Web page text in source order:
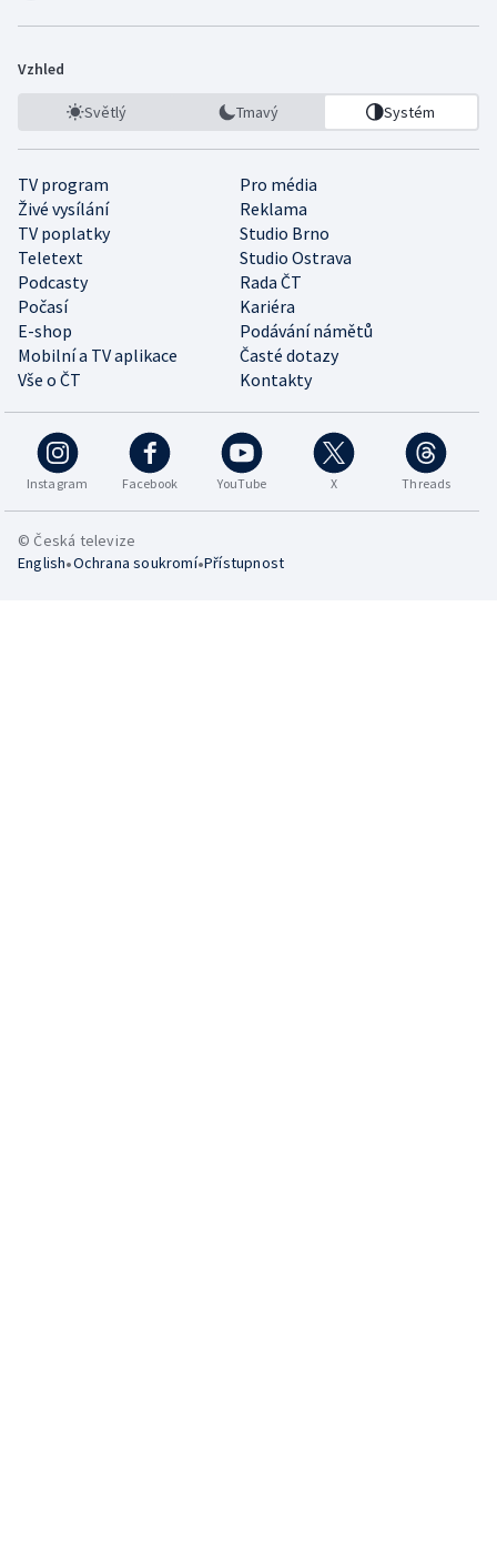
Vzhled
Světlý Tmavý Systém
TV program
Pro média
Živé vysílání
Reklama
TV poplatky
Studio Brno
Teletext
Studio Ostrava
Podcasty
Rada ČT
Počasí
Kariéra
E-shop
Podávání námětů
Mobilní a TV aplikace
Časté dotazy
Vše o ČT
Kontakty
Instagram Facebook YouTube X Threads
© Česká televize
English•Ochrana soukromí•Přístupnost